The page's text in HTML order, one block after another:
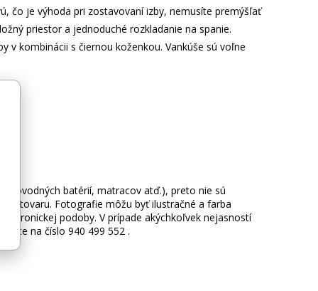
čo je výhoda pri zostavovaní izby, nemusíte premýšľať
priestor a jednoduché rozkladanie na spanie.
v kombinácii s čiernou koženkou. Vankúše sú voľne
batérií, matracov atď.), preto nie sú
tovaru. Fotografie môžu byť ilustračné a farba
podoby. V prípade akýchkoľvek nejasností
na číslo 940 499 552 .